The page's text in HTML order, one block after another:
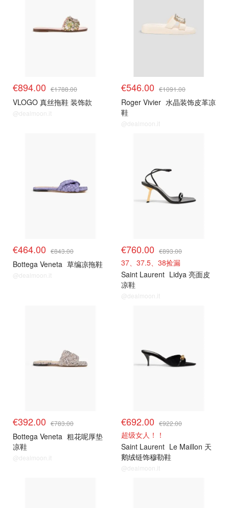
€894.00 €1788.00
VLOGO 真丝拖鞋 装饰款
@dealmoon.it
€546.00 €1091.00
Roger Vivier 水晶装饰皮革凉
鞋
@dealmoon.it
€464.00 €843.00
Bottega Veneta 草编凉拖鞋
@dealmoon.it
€760.00 €893.00
37、37.5、38捡漏
Saint Laurent Lidya 亮面皮
凉鞋
@dealmoon.it
€392.00 €783.00
Bottega Veneta 粗花呢厚垫
凉鞋
@dealmoon.it
€692.00 €922.00
超级女人！！
Saint Laurent Le Maillon 天
鹅绒链饰穆勒鞋
@dealmoon.it